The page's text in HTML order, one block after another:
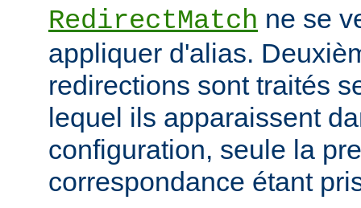
RedirectMatch ne se
appliquer d'alias.
redirections sont traités
lequel ils apparaissent
configuration, seule la
correspondance étant